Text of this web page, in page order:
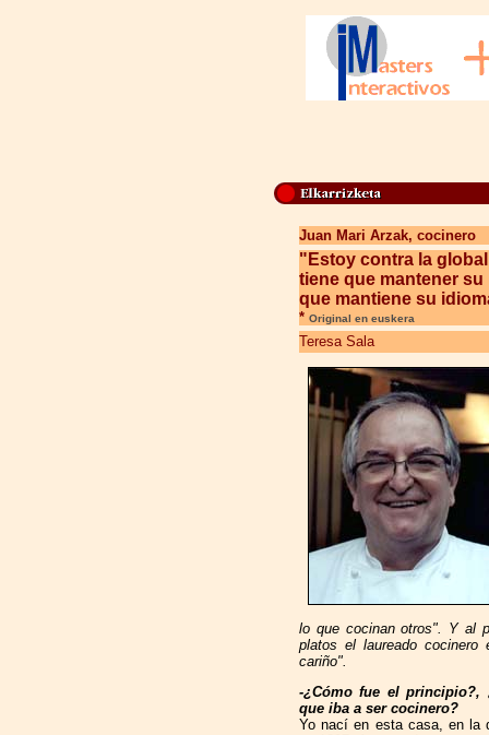
Juan Mari Arzak, cocinero
" Estoy contra la
tiene que mantener
que mantiene su
* Original en euskera
Teresa Sala
lo que cocinan otros". Y al
platos el laureado
cariño".
-¿Cómo fue el principio?,
que iba a ser cocinero?
Yo nací en esta casa, en la